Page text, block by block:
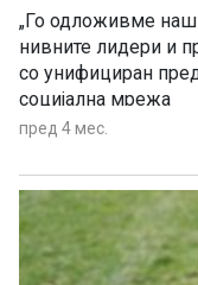
„Го одложивме
нивните лидери и
со унифициран
социјална мрежа
пред 4 мес.